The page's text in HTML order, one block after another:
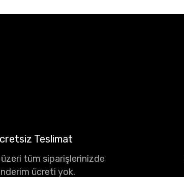
Teslimat
tüm siparişlerinizde
ücreti yok.